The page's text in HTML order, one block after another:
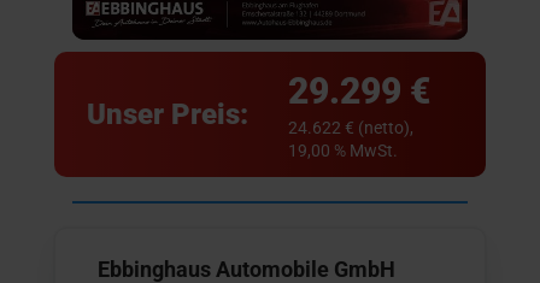
Unser Preis:
29.299 €
24.622 € (netto),
19,00 % MwSt.
Ebbinghaus Automobile GmbH